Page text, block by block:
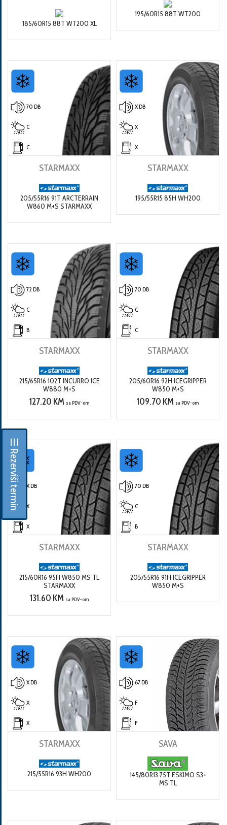
☰ Rezerviši termin
185/60R15 88T WT200 XL
195/60R15 88T WT200
70 DB
C
C
STARMAXX
205/55R16 91T ARCTERRAIN
W860 M+S STARMAXX
X DB
X
X
STARMAXX
195/55R15 85H WH200
72 DB
C
B
STARMAXX
215/65R16 102T INCURRO ICE
W880 M+S
127.20 KM sa PDV-om
70 DB
C
C
STARMAXX
205/60R16 92H ICEGRIPPER
W850 M+S
109.70 KM sa PDV-om
X DB
X
X
STARMAXX
215/60R16 95H W850 MS TL
STARMAXX
131.60 KM sa PDV-om
70 DB
C
B
STARMAXX
205/55R16 91H ICEGRIPPER
W850 M+S
X DB
X
X
STARMAXX
215/55R16 93H WH200
67 DB
F
F
SAVA
145/80R13 75T ESKIMO S3+
MS TL